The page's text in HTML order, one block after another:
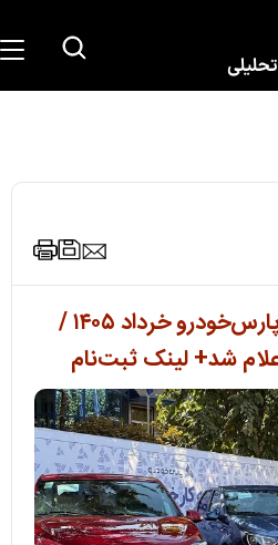
فروش جدید سایپا و پارس‌خودرو خرداد ۱۴۰۵ /
شد+ لینک ثبت‌نام